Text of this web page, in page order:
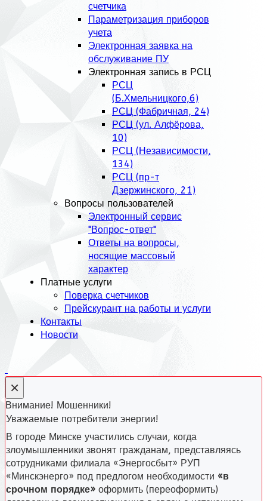
счетчика
Параметризация приборов
учета
Электронная заявка на
обслуживание ПУ
Электронная запись в РСЦ
РСЦ
(Б.Хмельницкого,6)
РСЦ (Фабричная, 24)
РСЦ (ул. Алфёрова,
10)
РСЦ (Независимости,
134)
РСЦ (пр-т
Дзержинского, 21)
Вопросы пользователей
Электронный сервис
"Вопрос-ответ"
Ответы на вопросы,
носящие массовый
характер
Платные услуги
Поверка счетчиков
Прейскурант на работы и услуги
Контакты
Новости
×
Внимание! Мошенники!
Уважаемые потребители энергии!
В городе Минске участились случаи, когда
злоумышленники звонят гражданам, представляясь
сотрудниками филиала «Энергосбыт» РУП
«Минскэнерго» под предлогом необходимости «в
срочном порядке» оформить (переоформить)